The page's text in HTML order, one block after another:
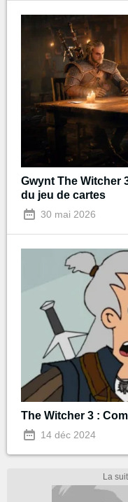
Gwynt The Witcher
du jeu de cartes
30 mai 2026
The Witcher 3 :
14 déc 2024